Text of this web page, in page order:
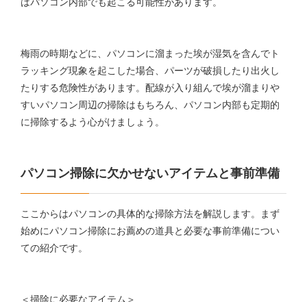
梅雨の時期などに、パソコンに溜まった埃が湿気を含んでト
ラッキング現象を起こした場合、パーツが破損したり出火し
たりする危険性があります。配線が入り組んで埃が溜まりや
すいパソコン周辺の掃除はもちろん、パソコン内部も定期的
に掃除するよう心がけましょう。
パソコン掃除に欠かせないアイテムと事前準備
ここからはパソコンの具体的な掃除方法を解説します。まず
始めにパソコン掃除にお薦めの道具と必要な事前準備につい
ての紹介です。
＜掃除に必要なアイテム＞